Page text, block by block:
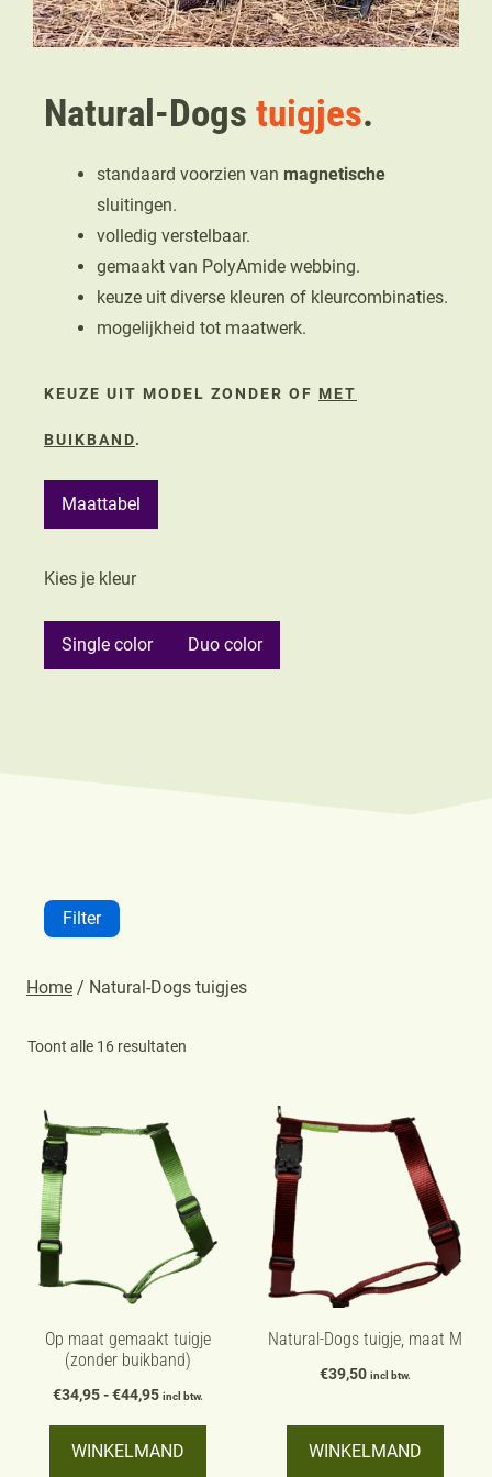
Natural-Dogs tuigjes.
standaard voorzien van magnetische
sluitingen.
volledig verstelbaar.
gemaakt van PolyAmide webbing.
keuze uit diverse kleuren of kleurcombinaties.
mogelijkheid tot maatwerk.
KEUZE UIT MODEL ZONDER OF MET
BUIKBAND.
Maattabel
Kies je kleur
Single color Duo color
Filter
Home / Natural-Dogs tuigjes
Toont alle 16 resultaten
Op maat gemaakt tuigje
(zonder buikband)
€34,95 - €44,95Prijsklasse:
tot
incl btw.
WINKELMAND
Dit
product
heeft
meerdere
variaties.
Deze
kan
gekozen
worden
Natural-Dogs tuigje, maat M
€39,50 incl btw.
WINKELMAND
Dit
product
heeft
meerdere
variaties.
Deze
optie
kan
gekozen